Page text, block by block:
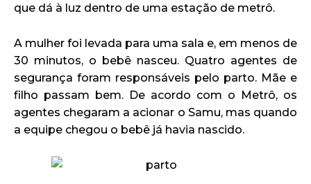
que dá à luz dentro de uma estação de metrô.
A mulher foi levada para uma sala e, em menos de
30 minutos, o bebê nasceu. Quatro agentes de
segurança foram responsáveis pelo parto. Mãe e
filho passam bem. De acordo com o Metrô, os
agentes chegaram a acionar o Samu, mas quando
a equipe chegou o bebê já havia nascido.